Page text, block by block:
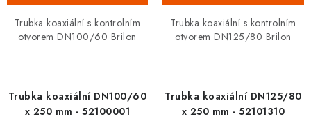
Trubka koaxiální s kontrolním
otvorem DN100/60 Brilon
Trubka koaxiální s kontrolním
otvorem DN125/80 Brilon
Trubka koaxiální DN100/60
x 250 mm - 52100001
Trubka koaxiální DN125/80
x 250 mm - 52101310